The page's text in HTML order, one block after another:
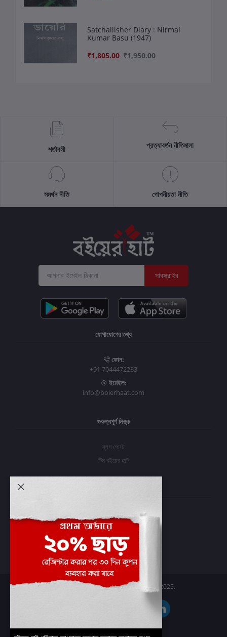
Satchallisher Diary : Nirmal
Kumar Basu (1947)
₹1,805.00 ₹1,950.00
শর্তাবলী প্রত্যাবর্তন নীতিমালা
সমর্থন নীতি গোপনীয়তা নীতি
সাবস্ক্রাইব
যোগাযোগের তথ্য
ফোন:
+91 7044472233
ইমেইল:
info@boierhaat.com
গুরুত্বপূর্ণ লিঙ্ক
ব্লগ পোস্ট
টিম বইয়ের হাট
প্রবেশ করুন
অর্ডার ইতিহাস
আমার ইচ্ছাগুলি
অর্ডার ট্র্যাকিং
Boier Haat™ | © All rights reserved 2025.